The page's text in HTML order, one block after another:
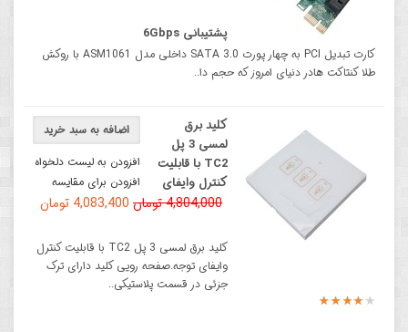
پشتیبانی 6Gbps
کارت تبدیل PCI به چهار پورت SATA 3.0 داخلی مدل ASM1061 با روکش
طلا کنتاکت هادر دنیای امروز که حجم دا..
اضافه به سبد خرید
افزودن به لیست دلخواه
افزودن برای مقایسه
4,804,000 تومان 4,083,400 تومان
کلید برق
لمسی 3 پل
TC2 با قابلیت
کنترل وایفای
کلید برق لمسی 3 پل TC2 با قابلیت کنترل
وایفای توجه.صفحه رویی کلید دارای ترک
جزئی در قسمت پلاستیکی..